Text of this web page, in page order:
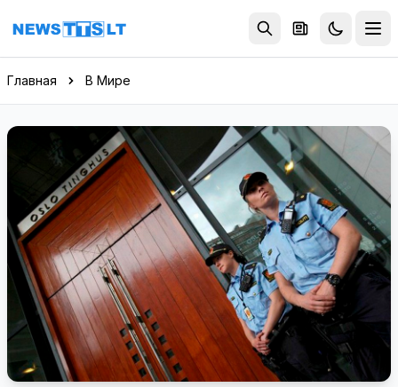
Перейти к содержимому
Главная В Мире